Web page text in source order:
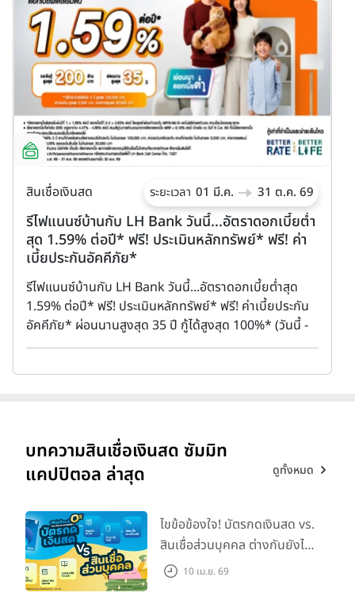
สินเชื่อเงินสด ระยะเวลา 01 มี.ค. 31 ต.ค. 69
รีไฟแนนซ์บ้านกับ LH Bank วันนี้...อัตราดอกเบี้ยต่ำ
สุด 1.59% ต่อปี* ฟรี! ประเมินหลักทรัพย์* ฟรี! ค่า
เบี้ยประกันอัคคีภัย*
รีไฟแนนซ์บ้านกับ LH Bank วันนี้...อัตราดอกเบี้ยต่ำสุด
1.59% ต่อปี* ฟรี! ประเมินหลักทรัพย์* ฟรี! ค่าเบี้ยประกัน
อัคคีภัย* ผ่อนนานสูงสุด 35 ปี กู้ได้สูงสุด 100%* (วันนี้ -
31 ต.ค. 68)
บทความสินเชื่อเงินสด ซัมมิท
แคปปิตอล ล่าสุด
ดูทั้งหมด
ไขข้อข้องใจ! บัตรกดเงินสด vs.
สินเชื่อส่วนบุคคล ต่างกันยังไง
เลือกแบบไหนให้ตอบโจทย์?
10 เม.ย. 69